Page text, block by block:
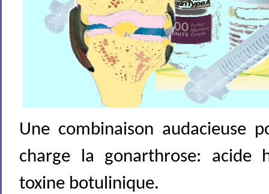
Une combinaison audacieuse
charge la gonarthrose: acide
toxine botulinique.